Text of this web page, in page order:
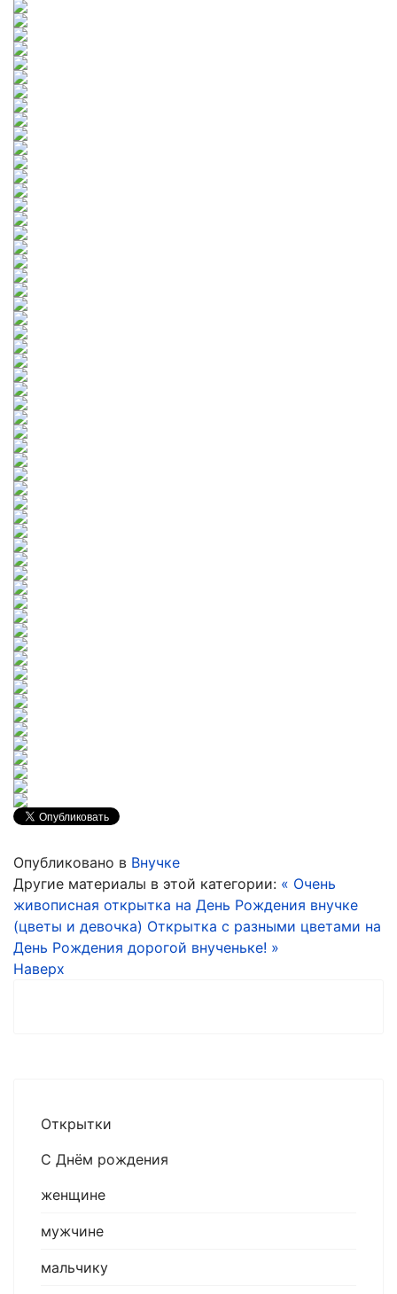
Опубликовано в Внучке
Другие материалы в этой категории: « Очень
живописная открытка на День Рождения внучке
(цветы и девочка) Открытка с разными цветами на
День Рождения дорогой внученьке! »
Наверх
Открытки
С Днём рождения
женщине
мужчине
мальчику